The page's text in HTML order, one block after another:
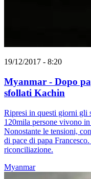
19/12/2017 - 8:20
Myanmar - Dopo
sfollati Kachin
Ripresi in questi giorni gli
120mila persone vivono
Nonostante le tensioni,
di pace di papa
riconciliazione.
Myanmar